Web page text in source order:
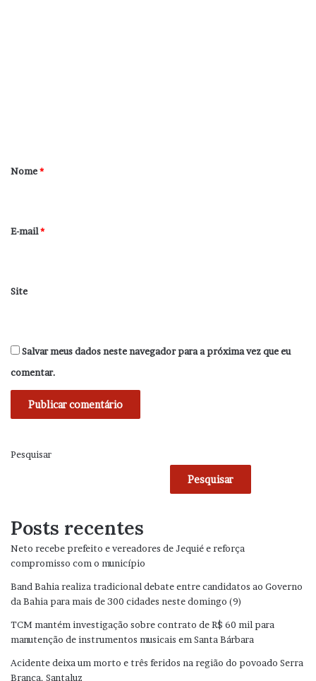
r
*
Nome*
E-mail*
Site
Salvar meus dados neste navegador para a próxima vez que eu
comentar.
Pesquisar
Pesquisar
Posts recentes
Neto recebe prefeito e vereadores de Jequié e reforça
compromisso com o município
Band Bahia realiza tradicional debate entre candidatos ao Governo
da Bahia para mais de 300 cidades neste domingo (9)
TCM mantém investigação sobre contrato de R$ 60 mil para
manutenção de instrumentos musicais em Santa Bárbara
Acidente deixa um morto e três feridos na região do povoado Serra
Branca, Santaluz